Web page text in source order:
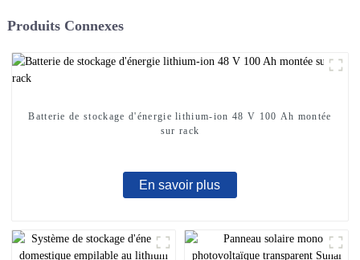
Produits Connexes
Batterie de stockage d'énergie lithium-ion 48 V 100 Ah montée
sur rack
En savoir plus